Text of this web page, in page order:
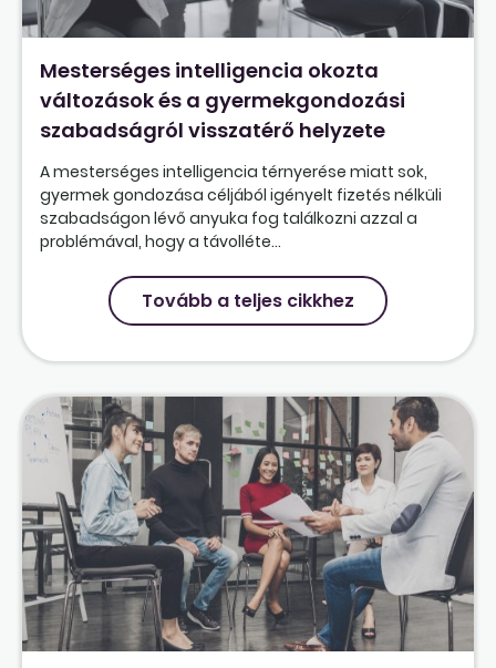
Mesterséges intelligencia okozta
változások és a gyermekgondozási
szabadságról visszatérő helyzete
A mesterséges intelligencia térnyerése miatt sok,
gyermek gondozása céljából igényelt fizetés nélküli
szabadságon lévő anyuka fog találkozni azzal a
problémával, hogy a távolléte...
Tovább a teljes cikkhez